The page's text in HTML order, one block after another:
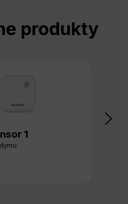
produkty
1